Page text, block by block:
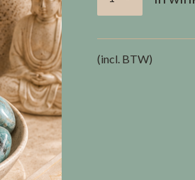
(incl. BTW)